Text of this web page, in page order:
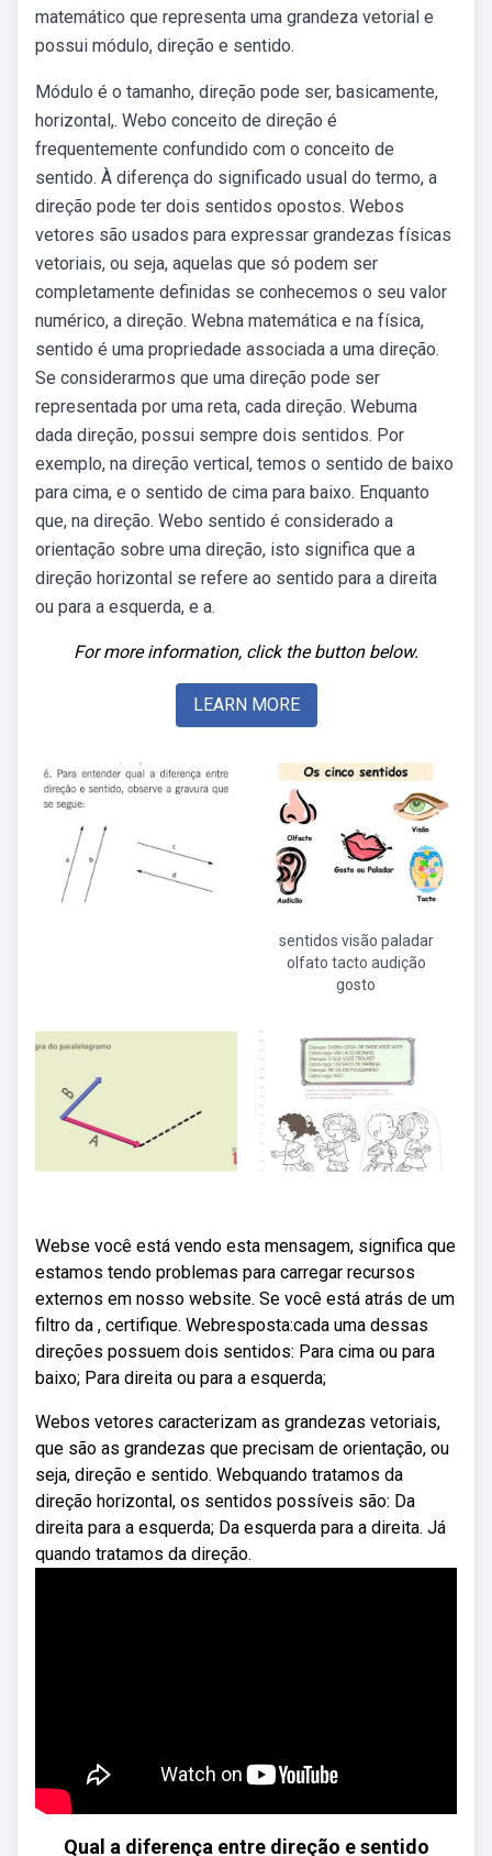
matemático que representa uma grandeza vetorial e
possui módulo, direção e sentido.
Módulo é o tamanho, direção pode ser, basicamente,
horizontal,. Webo conceito de direção é
frequentemente confundido com o conceito de
sentido. À diferença do significado usual do termo, a
direção pode ter dois sentidos opostos. Webos
vetores são usados para expressar grandezas físicas
vetoriais, ou seja, aquelas que só podem ser
completamente definidas se conhecemos o seu valor
numérico, a direção. Webna matemática e na física,
sentido é uma propriedade associada a uma direção.
Se considerarmos que uma direção pode ser
representada por uma reta, cada direção. Webuma
dada direção, possui sempre dois sentidos. Por
exemplo, na direção vertical, temos o sentido de baixo
para cima, e o sentido de cima para baixo. Enquanto
que, na direção. Webo sentido é considerado a
orientação sobre uma direção, isto significa que a
direção horizontal se refere ao sentido para a direita
ou para a esquerda, e a.
For more information, click the button below.
LEARN MORE
sentidos visão paladar
olfato tacto audição
gosto
Webse você está vendo esta mensagem, significa que
estamos tendo problemas para carregar recursos
externos em nosso website. Se você está atrás de um
filtro da , certifique. Webresposta:cada uma dessas
direções possuem dois sentidos: Para cima ou para
baixo; Para direita ou para a esquerda;
Webos vetores caracterizam as grandezas vetoriais,
que são as grandezas que precisam de orientação, ou
seja, direção e sentido. Webquando tratamos da
direção horizontal, os sentidos possíveis são: Da
direita para a esquerda; Da esquerda para a direita. Já
quando tratamos da direção.
Qual a diferença entre direção e sentido